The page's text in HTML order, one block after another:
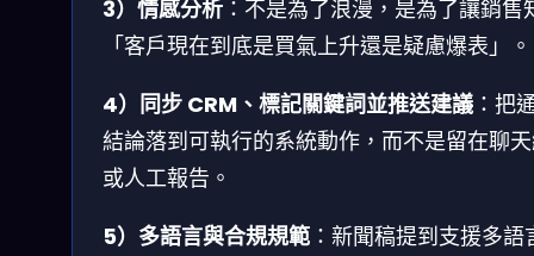
3）情感分析 ：不是為了浪漫，是為了讓銷售
「客戶現在到底是買氣上升還是疑慮爆表」。
4）同步 CRM、標記關鍵詞並推送建議 ：把
結論落到可執行的系統動作，而不是留在聊
或人工報告。
5）多語言與合規規範 ：新聞稿提到支援多語